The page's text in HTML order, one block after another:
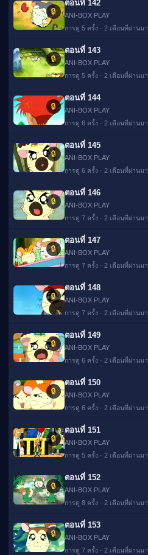
🔒
ตอนที่ 142
ANI-BOX PLAY
การดู 5 ครั้ง · 2 เดือนที่ผ่านมา
🔒
ตอนที่ 143
ANI-BOX PLAY
การดู 5 ครั้ง · 2 เดือนที่ผ่านมา
🔒
ตอนที่ 144
ANI-BOX PLAY
การดู 6 ครั้ง · 2 เดือนที่ผ่านมา
🔒
ตอนที่ 145
ANI-BOX PLAY
การดู 6 ครั้ง · 2 เดือนที่ผ่านมา
🔒
ตอนที่ 146
ANI-BOX PLAY
การดู 7 ครั้ง · 2 เดือนที่ผ่านมา
🔒
ตอนที่ 147
ANI-BOX PLAY
การดู 7 ครั้ง · 2 เดือนที่ผ่านมา
🔒
ตอนที่ 148
ANI-BOX PLAY
การดู 7 ครั้ง · 2 เดือนที่ผ่านมา
🔒
ตอนที่ 149
ANI-BOX PLAY
การดู 6 ครั้ง · 2 เดือนที่ผ่านมา
🔒
ตอนที่ 150
ANI-BOX PLAY
การดู 6 ครั้ง · 2 เดือนที่ผ่านมา
🔒
ตอนที่ 151
ANI-BOX PLAY
การดู 5 ครั้ง · 2 เดือนที่ผ่านมา
🔒
ตอนที่ 152
ANI-BOX PLAY
การดู 8 ครั้ง · 2 เดือนที่ผ่านมา
🔒
ตอนที่ 153
ANI-BOX PLAY
การดู 7 ครั้ง · 2 เดือนที่ผ่านมา